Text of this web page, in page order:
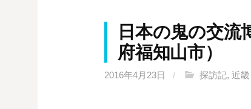
日本の鬼の交流
府福知山市）
2016年4月23日 / 探訪記, 近畿